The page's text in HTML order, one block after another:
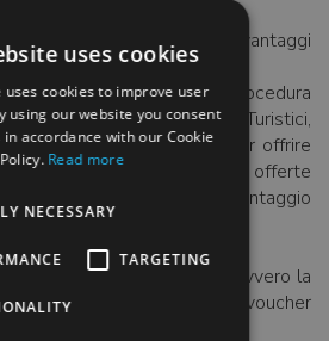
consente di fornire vantaggi
nostro sito Web
raccolte per facilitare la procedura
e il Fornitore dei Servizi Turistici,
di voucher elettronici, per offrire
in caso di consenso a tali offerte
la procedura a futuro vantaggio
le informazioni?
o supportare un'attività, ovvero la
o quella di acquisto di voucher
uses cookies
uses cookies to improve user
using our website you consent
accordance with our Cookie
Policy. Read more
NECESSARY
TARGETING